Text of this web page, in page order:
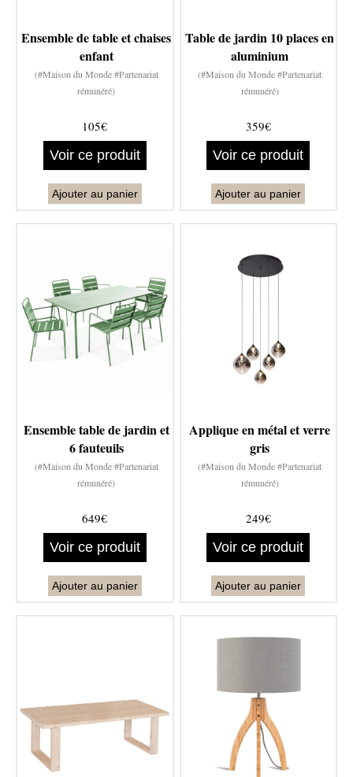
Ensemble de table et chaises
enfant
(#Maison du Monde #Partenariat
rémunéré)
105€
Voir ce produit
Ajouter au panier
Table de jardin 10 places en
aluminium
(#Maison du Monde #Partenariat
rémunéré)
359€
Voir ce produit
Ajouter au panier
Ensemble table de jardin et
6 fauteuils
(#Maison du Monde #Partenariat
rémunéré)
649€
Voir ce produit
Ajouter au panier
Applique en métal et verre
gris
(#Maison du Monde #Partenariat
rémunéré)
249€
Voir ce produit
Ajouter au panier